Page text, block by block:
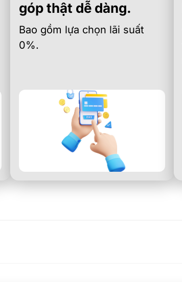
góp thật dễ dàng.
Bao gồm lựa chọn lãi suất
0%.